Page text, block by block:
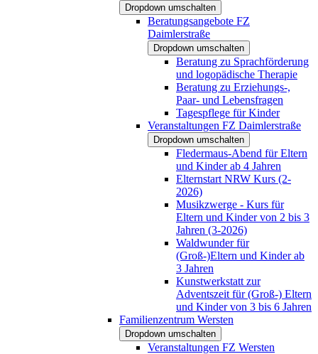
Dropdown umschalten
Beratungsangebote FZ
Daimlerstraße
Dropdown umschalten
Beratung zu Sprachförderung
und logopädische Therapie
Beratung zu Erziehungs-,
Paar- und Lebensfragen
Tagespflege für Kinder
Veranstaltungen FZ Daimlerstraße
Dropdown umschalten
Fledermaus-Abend für Eltern
und Kinder ab 4 Jahren
Elternstart NRW Kurs (2-
2026)
Musikzwerge - Kurs für
Eltern und Kinder von 2 bis 3
Jahren (3-2026)
Waldwunder für
(Groß-)Eltern und Kinder ab
3 Jahren
Kunstwerkstatt zur
Adventszeit für (Groß-) Eltern
und Kinder von 3 bis 6 Jahren
Familienzentrum Wersten
Dropdown umschalten
Veranstaltungen FZ Wersten